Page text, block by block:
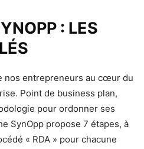
: LES
nos entrepreneurs au cœur du
Point de business plan,
pour ordonner ses
SynOpp propose 7 étapes, à
« RDA » pour chacune